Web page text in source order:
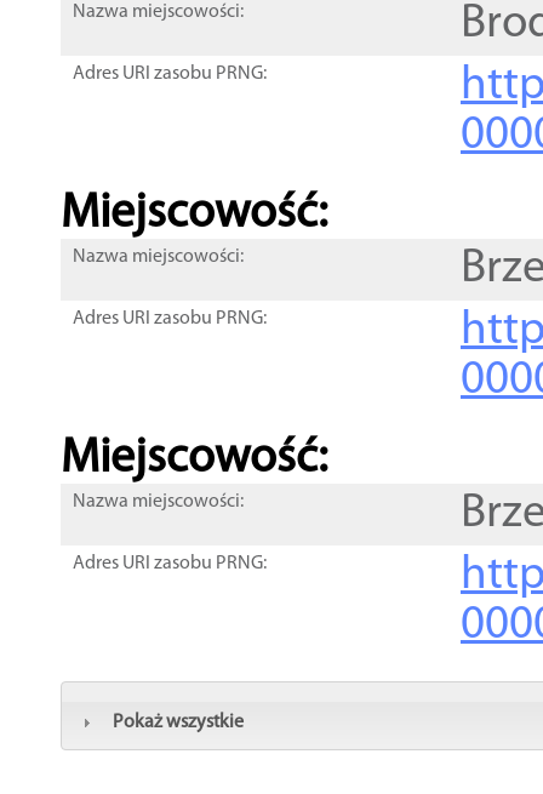
Nazwa miejscowości:
Adres URI zasobu PRNG:
Miejscowość:
Nazwa miejscowości:
Adres URI zasobu PRNG:
Miejscowość:
Nazwa miejscowości:
Adres URI zasobu PRNG:
Pokaż wszystkie